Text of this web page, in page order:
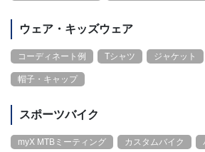
ウェア・キッズウェア
コーディネート例 Tシャツ ジャケット
帽子・キャップ
スポーツバイク
myX MTBミーティング カスタムバイク